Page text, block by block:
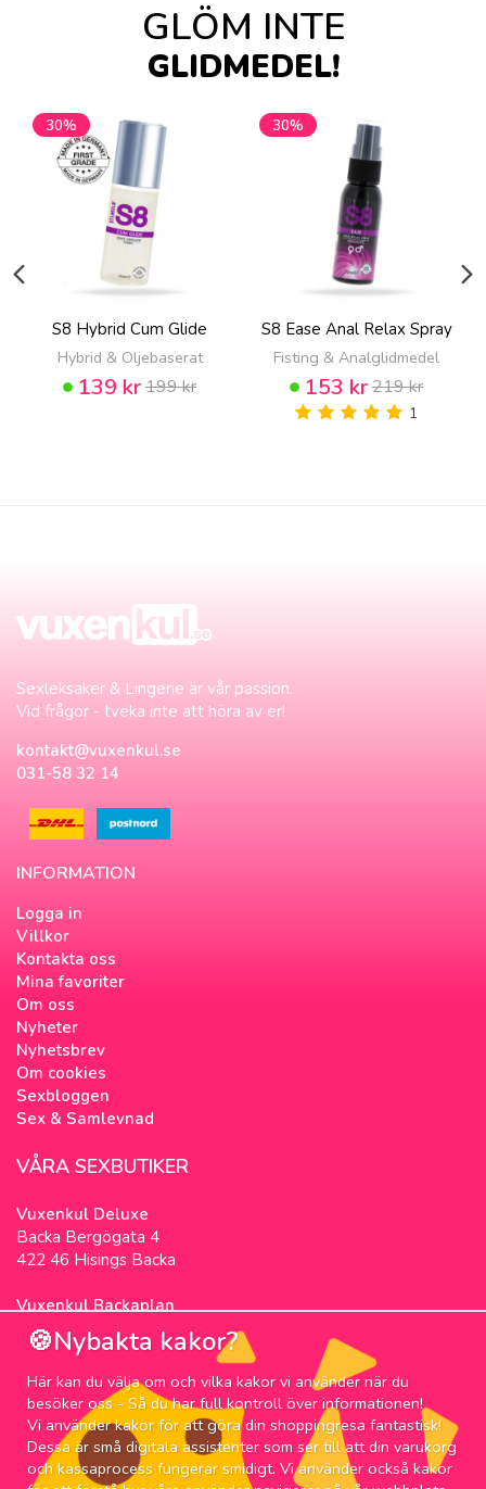
GLÖM INTE
GLIDMEDEL!
30%
S8 Hybrid Cum Glide
Hybrid & Oljebaserat
139 kr199 kr
30%
S8 Ease Anal Relax Spray
Fisting & Analglidmedel
153 kr219 kr
1
Sexleksaker & Lingerie är vår passion.
Vid frågor - tveka inte att höra av er!
kontakt@vuxenkul.se
031-58 32 14
INFORMATION
Logga in
Villkor
Kontakta oss
Mina favoriter
Om oss
Nyheter
Nyhetsbrev
Om cookies
Sexbloggen
Sex & Samlevnad
VÅRA SEXBUTIKER
Vuxenkul Deluxe
Backa Bergögata 4
422 46 Hisings Backa
Vuxenkul Backaplan
Färgfabriksgatan 3
417 05 Göteborg
NYHETSBREV
Prenumerera på nyhetsbrevet för våra bästa
erbjudanden och nyheter!
🍪Nybakta kakor?
Här kan du välja om och vilka kakor vi använder när du
besöker oss - Så du har full kontroll över informationen!
Vi använder kakor för att göra din shoppingresa fantastisk!
Dessa är små digitala assistenter som ser till att din varukorg
och kassaprocess fungerar smidigt. Vi använder också kakor